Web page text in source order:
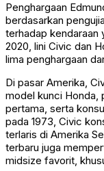
Penghargaan
berdasarkan
terhadap kendaraan
2020, lini Civic dan
lima penghargaan
Di pasar Amerika,
model kunci Honda,
pertama, serta
pada 1973, Civic
terlaris di Amerika
terbaru juga
midsize favorit,